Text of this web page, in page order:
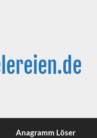
Anagramm Löser